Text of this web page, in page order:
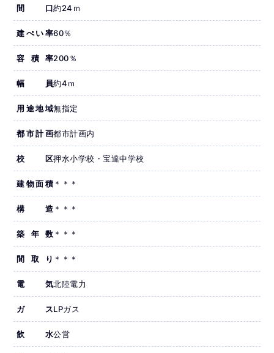
間口約24ｍ
建ぺい率60％
容積率200％
幅員約4ｍ
用途地域無指定
都市計画都市計画内
校区押水小学校・宝達中学校
建物面積＊＊＊
構造 ＊＊＊
築年数 ＊＊＊
間取り ＊＊＊
電気北陸電力
ガスLPガス
飲水公営